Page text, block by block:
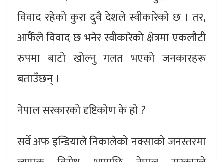
विवाद रहेको कुरा दुवै देशले स्वीकारेको छ । तर,
आफैँले विवाद छ भनेर स्वीकारेको क्षेत्रमा एकलौटी
रुपमा बाटो खोल्नु गलत भएको जनकारहरू
बताउँछन् ।
नेपाल सरकारको दृष्टिकोण के हो ?
सर्वे अफ इन्डियाले निकालेको नक्साको जनस्तरमा